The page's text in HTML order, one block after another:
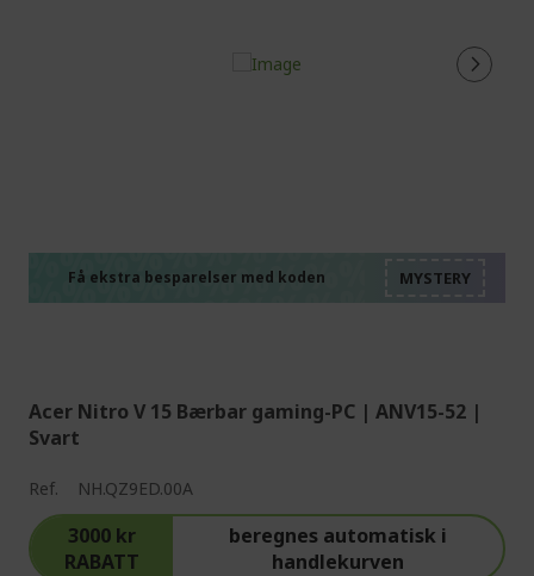
Få ekstra besparelser med koden
Acer Nitro V 15 Bærbar gaming-PC | ANV15-52 |
Svart
Ref. NH.QZ9ED.00A
3000 kr
RABATT
beregnes automatisk i
handlekurven